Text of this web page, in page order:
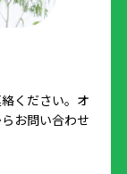
ください。オ
お問い合わせ